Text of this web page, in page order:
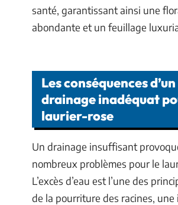
santé, garantissant ainsi une
abondante et un feuillage
Les conséquences d’un
drainage inadéquat
laurier-rose
Un drainage insuffisant
nombreux problèmes pour le
L’excès d’eau est l’une des
de la pourriture des racines, une